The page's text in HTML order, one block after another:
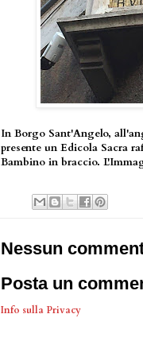
In Borgo Sant'Angelo,
presente un Edicola Sacra
Bambino in braccio.
Nessun
Posta un
Info sulla Privacy